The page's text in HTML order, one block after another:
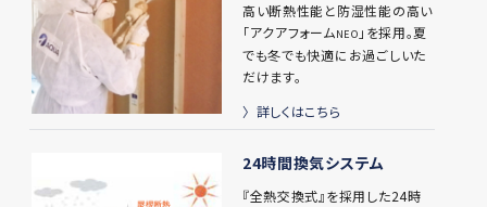
高い断熱性能と防湿性能の高い
「アクアフォームNEO 」を採用。夏
でも冬でも快適にお過ごしいた
だけます。
詳しくはこちら
24時間換気システム
『全熱交換式』を採用した24時